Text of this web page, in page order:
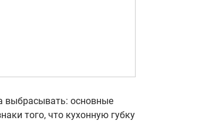
выбрасывать: основные
того, что кухонную губку